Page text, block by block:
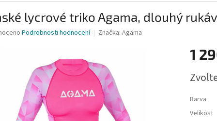
lycrové triko Agama, dlouhý rukáv
Podrobnosti hodnocení Značka: Agama
1
cena:
Barva
Velikost